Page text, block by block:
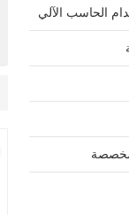
الحاسب الآلي